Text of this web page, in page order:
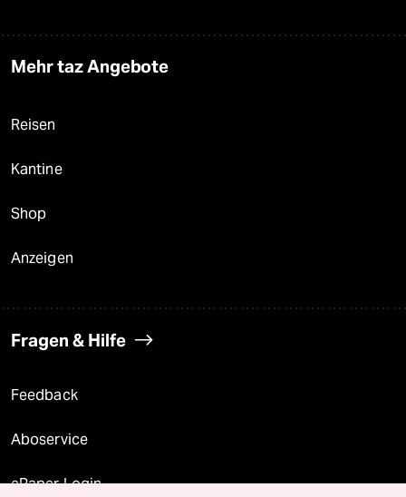
Mehr taz Angebote
Reisen
Kantine
Shop
Anzeigen
Fragen & Hilfe
Feedback
Aboservice
ePaper Login